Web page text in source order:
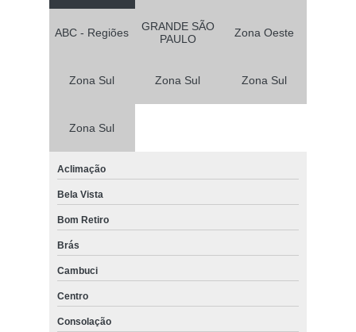
ABC - Regiões
GRANDE SÃO
PAULO
Zona Oeste
Zona Sul Zona Sul Zona Sul
Zona Sul
Aclimação
Bela Vista
Bom Retiro
Brás
Cambuci
Centro
Consolação